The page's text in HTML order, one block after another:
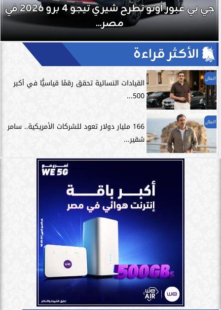
جي بي غبور أوتو تطرح شيري تيجو 4 برو 2026 في
مصر...
الأكثر قراءة
المال
القيادات النسائية تحقق رقمًا قياسيًّا في أكبر
500...
المال
166 مليار دولار تعود للشركات الأمريكية.. سامر
شقير...